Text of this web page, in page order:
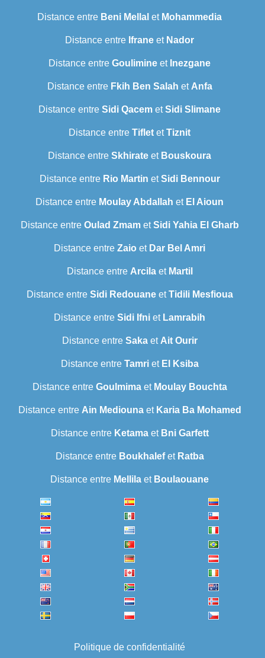
Distance entre Beni Mellal et Mohammedia
Distance entre Ifrane et Nador
Distance entre Goulimine et Inezgane
Distance entre Fkih Ben Salah et Anfa
Distance entre Sidi Qacem etSidi Slimane
Distance entre Tiflet etTiznit
Distance entre Skhirate et Bouskoura
Distance entre Rio Martin etSidi Bennour
Distance entre Moulay Abdallah et El Aioun
Distance entre Oulad ZmametSidi Yahia El Gharb
Distance entre Zaio et Dar Bel Amri
Distance entre Arcilaet Martil
Distance entre Sidi RedouaneetTidili Mesfioua
Distance entre Sidi Ifni et Lamrabih
Distance entre Sakaet Ait Ourir
Distance entre Tamriet El Ksiba
Distance entre Goulmimaet Moulay Bouchta
Distance entre Ain Mediounaet Karia Ba Mohamed
Distance entre Ketamaet Bni Garfett
Distance entre Boukhalefet Ratba
Distance entre Mellila et Boulaouane
Politique de confidentialité